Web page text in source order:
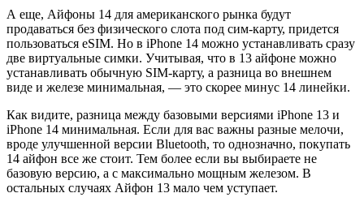
А еще, Айфоны 14 для американского рынка будут
продаваться без физического слота под сим-карту, придется
пользоваться eSIM. Но в iPhone 14 можно устанавливать сразу
две виртуальные симки. Учитывая, что в 13 айфоне можно
устанавливать обычную SIM-карту, а разница во внешнем
виде и железе минимальная, — это скорее минус 14 линейки.
Как видите, разница между базовыми версиями iPhone 13 и
iPhone 14 минимальная. Если для вас важны разные мелочи,
вроде улучшенной версии Bluetooth, то однозначно, покупать
14 айфон все же стоит. Тем более если вы выбираете не
базовую версию, а с максимально мощным железом. В
остальных случаях Айфон 13 мало чем уступает.